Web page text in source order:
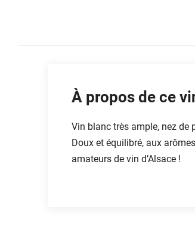
À propos de ce
Vin blanc très ample, nez de
Doux et équilibré, aux
amateurs de vin d’Alsace !